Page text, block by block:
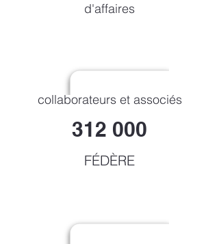
d'affaires
collaborateurs et associés
312 000
FÉDÈRE